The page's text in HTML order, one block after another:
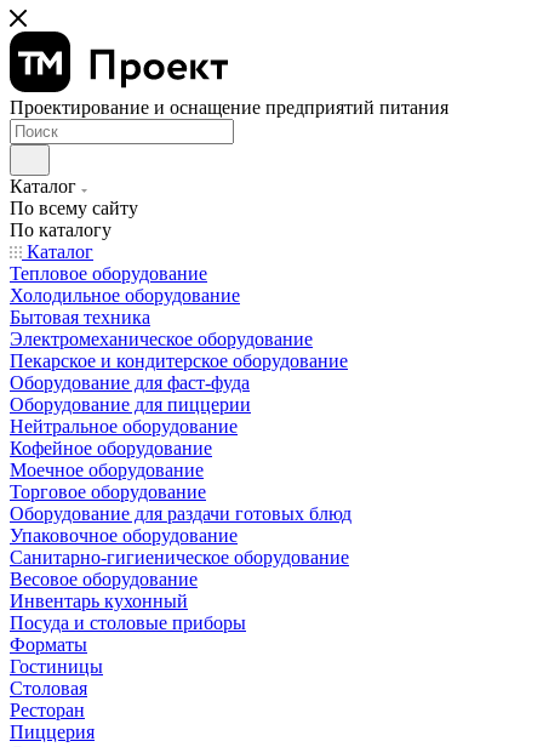
Проектирование и оснащение предприятий питания
Каталог
По всему сайту
По каталогу
Каталог
Тепловое оборудование
Холодильное оборудование
Бытовая техника
Электромеханическое оборудование
Пекарское и кондитерское оборудование
Оборудование для фаст-фуда
Оборудование для пиццерии
Нейтральное оборудование
Кофейное оборудование
Моечное оборудование
Торговое оборудование
Оборудование для раздачи готовых блюд
Упаковочное оборудование
Санитарно-гигиеническое оборудование
Весовое оборудование
Инвентарь кухонный
Посуда и столовые приборы
Форматы
Гостиницы
Столовая
Ресторан
Пиццерия